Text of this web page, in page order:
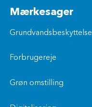
Mærkesager
Grundvandsbeskyttelse
Forbrugereje
Grøn omstilling